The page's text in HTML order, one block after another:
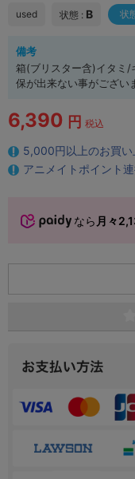
used 状態 : B 状
備考
箱(ブリスター含)イタミ/
保が出来ない事がござい
6,390 円 税込
5,000円以上のお買い
アニメイトポイント
なら 月々